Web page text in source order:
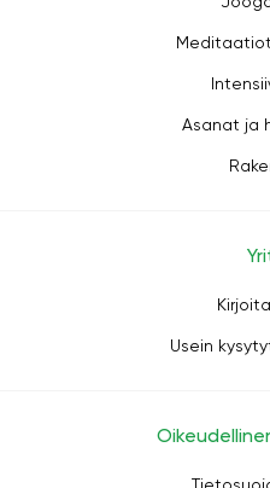
Asanat ja
Usein